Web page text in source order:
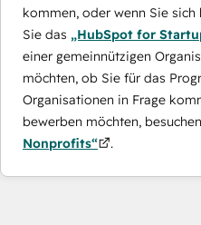
kommen, oder wenn Sie
Sie das „HubSpot for
einer gemeinnützigen
möchten, ob Sie für das
Organisationen in Frage
bewerben möchten,
Nonprofits“
.